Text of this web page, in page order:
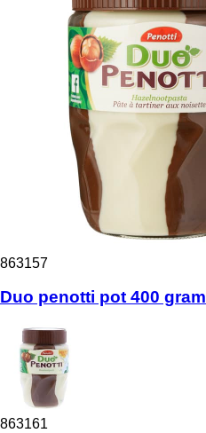
863157
Duo penotti pot 400 gram
863161